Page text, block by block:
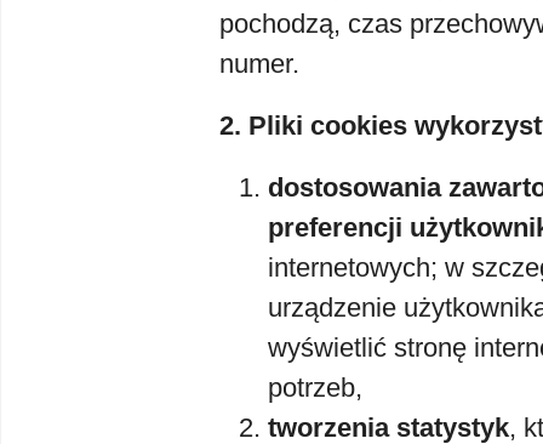
pochodzą, czas
numer.
2. Pliki cookies
dostosowania
preferencji
internetowych; w
urządzenie
wyświetlić stronę
potrzeb,
tworzenia statystyk,